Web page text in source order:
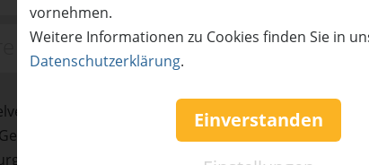
vornehmen.
Weitere Informationen zu Cookies finden Sie in
Datenschutzerklärung.
Einverstanden
Adressen
trifft.
oder hausgemachtes Gelato – bei uns findest du